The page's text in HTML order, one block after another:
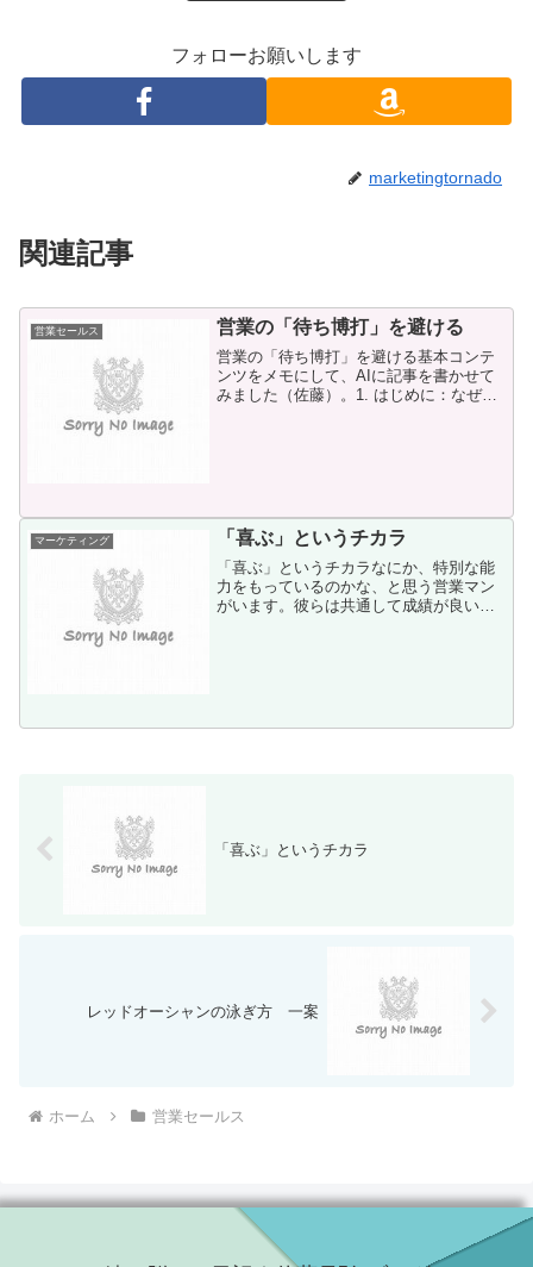
フォローお願いします
marketingtornado
関連記事
営業セールス 営業の「待ち博打」を避ける
営業の「待ち博打」を避ける基本コンテ
ンツをメモにして、AIに記事を書かせて
みました（佐藤）。1. はじめに：なぜ返
マーケティング 「喜ぶ」というチカラ
「喜ぶ」というチカラなにか、特別な能
力をもっているのかな、と思う営業マン
がいます。彼らは共通して成績が良いも
「喜ぶ」というチカラ
レッドオーシャンの泳ぎ方 一案
ホーム 営業セールス